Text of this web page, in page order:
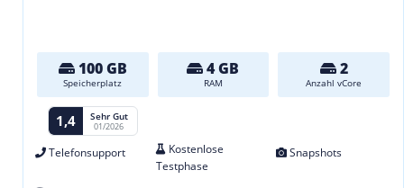
100 GB
Speicherplatz
4 GB
RAM
2
Anzahl vCore
1,4 Sehr Gut
01/2026
Telefonsupport
Kostenlose
Testphase
Snapshots